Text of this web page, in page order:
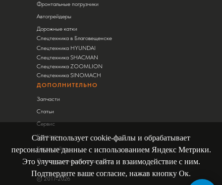
Сайт использует cookie-файлы и обрабатывает
персональные данные с использованием Яндекс Метрики.
Это улучшает работу сайта и взаимодействие с ним.
Подтвердите ваше согласие, нажав кнопку Ок.
Фронтальные погрузчики
Автогрейдеры
Дорожные катки
Спецтехника в Благовещенске
Спецтехника HYUNDAI
Спецтехника SHACMAN
Спецтехника ZOOMLION
Спецтехника SINOMACH
© 2017-2026
Запчасти
Статьи
Сервис
Контакты
Карта сайта
Политика конфиденциальности
ДОПОЛНИТЕЛЬНО